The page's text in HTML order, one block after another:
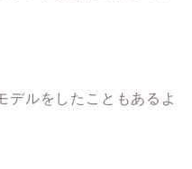
デルをしたこともあるよ